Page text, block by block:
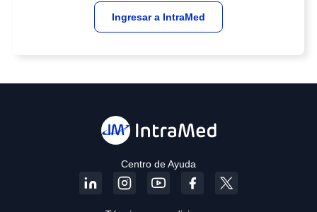
Ingresar a IntraMed
Centro de Ayuda